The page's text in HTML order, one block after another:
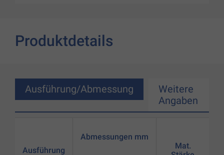
Produktdetails
Ausführung/Abmessung
Weitere
Angaben
Ausführung
Abmessungen mm
Mat.